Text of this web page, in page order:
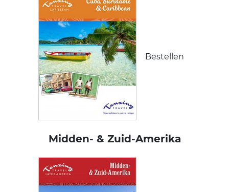
Bestellen
Midden- & Zuid-Amerika